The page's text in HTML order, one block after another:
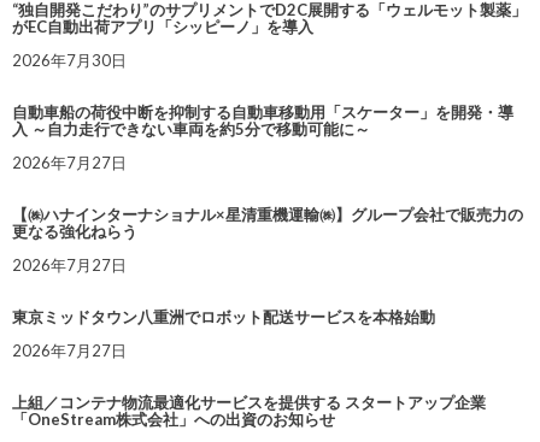
“独自開発こだわり”のサプリメントでD2C展開する「ウェルモット製薬」
がEC自動出荷アプリ「シッピーノ」を導入
2026年7月30日
自動車船の荷役中断を抑制する自動車移動用「スケーター」を開発・導
入 ～自力走行できない車両を約5分で移動可能に～
2026年7月27日
【㈱ハナインターナショナル×星清重機運輸㈱】グループ会社で販売力の
更なる強化ねらう
2026年7月27日
東京ミッドタウン八重洲でロボット配送サービスを本格始動
2026年7月27日
上組／コンテナ物流最適化サービスを提供する スタートアップ企業
「OneStream株式会社」への出資のお知らせ